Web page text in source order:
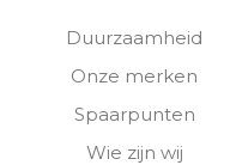
Duurzaamheid
Onze merken
Spaarpunten
Wie zijn wij